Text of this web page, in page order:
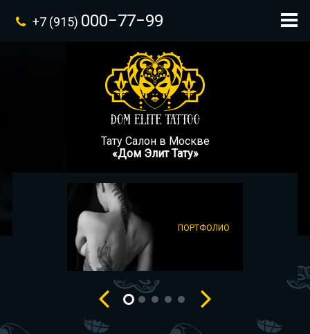
+7 (915) 000−77−99
Тату Салон в Москве
«Дом Элит Тату»
ПОРТФОЛИО